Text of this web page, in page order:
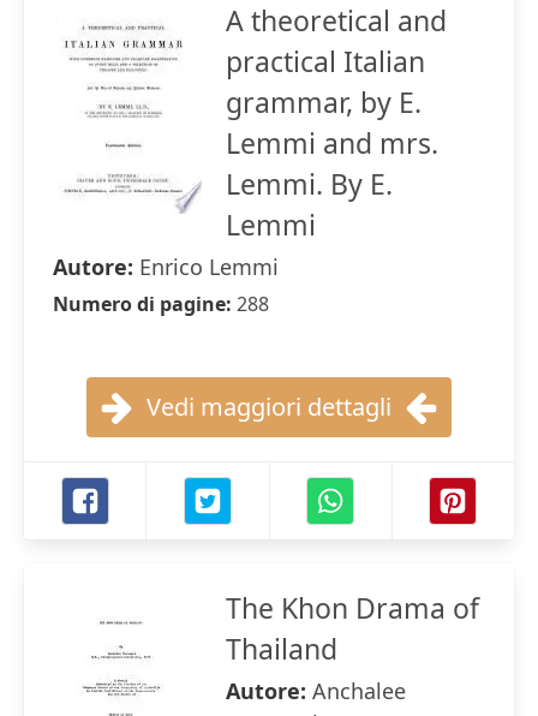
A theoretical and
practical Italian
grammar, by E.
Lemmi and mrs.
Lemmi. By E.
Lemmi
Autore: Enrico Lemmi
Numero di pagine: 288
Vedi maggiori dettagli
The Khon Drama of
Thailand
Autore: Anchalee